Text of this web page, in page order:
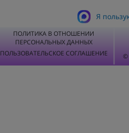
Я
ПОЛИТИКА В ОТНОШЕНИИ
ПЕРСОНАЛЬНЫХ ДАННЫХ
ПОЛЬЗОВАТЕЛЬСКОЕ СОГЛАШЕНИЕ
©